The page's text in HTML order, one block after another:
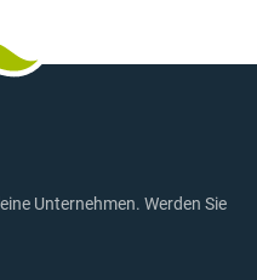
Unternehmen. Werden Sie